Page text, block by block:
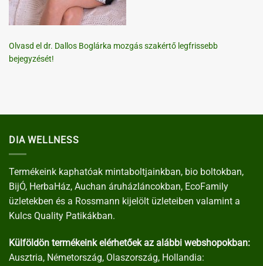
Olvasd el dr. Dallos Boglárka mozgás szakértő legfrissebb
bejegyzését!
DIA WELLNESS
Termékeink kaphatóak mintaboltjainkban, bio boltokban,
BijÓ, HerbaHáz, Auchan áruházláncokban, EcoFamily
üzletekben és a Rossmann kijelölt üzleteiben valamint a
Kulcs Quality Patikákban.
Külföldön termékeink elérhetőek az alábbi webshopokban:
Ausztria, Németország, Olaszország, Hollandia: